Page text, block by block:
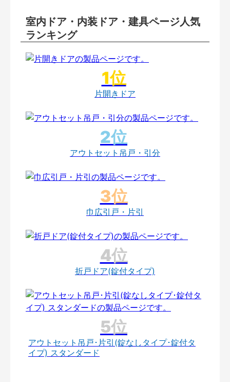
室内ドア・内装ドア・建具ページ人気
ランキング
片開きドア
アウトセット吊戸・引分
巾広引戸・片引
折戸ドア(錠付タイプ)
アウトセット吊戸･片引(錠なしタイプ･錠付タ
イプ) スタンダード